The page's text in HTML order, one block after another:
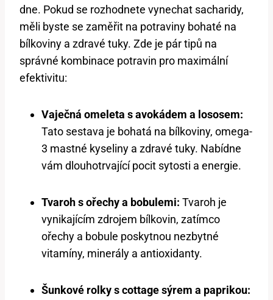
dne. Pokud se rozhodnete vynechat sacharidy,
měli byste se zaměřit na potraviny bohaté na
bílkoviny a zdravé tuky. Zde je pár tipů na
správné kombinace potravin pro maximální
efektivitu:
Vaječná omeleta s avokádem a lososem:
Tato sestava je bohatá na bílkoviny, omega-
3 mastné kyseliny a zdravé tuky. Nabídne
vám dlouhotrvající pocit sytosti a energie.
Tvaroh s ořechy a bobulemi: Tvaroh je
vynikajícím zdrojem bílkovin, zatímco
ořechy a bobule poskytnou nezbytné
vitamíny, minerály a antioxidanty.
Šunkové rolky s cottage sýrem a paprikou: